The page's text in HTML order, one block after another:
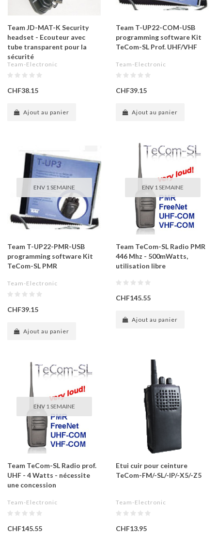
Team JD-MAT-K Security
headset - Ecouteur avec
tube transparent pour la
sécurité
Team-Electronic
CHF38.15
Ajout au panier
Team T-UP22-COM-USB
programming software Kit
TeCom-SL Prof. UHF/VHF
Team-Electronic
CHF39.15
Ajout au panier
ENV 1 SEMAINE
Team T-UP22-PMR-USB
programming software Kit
TeCom-SL PMR
Team-Electronic
CHF39.15
Ajout au panier
ENV 1 SEMAINE
Team TeCom-SL Radio PMR
446 Mhz - 500mWatts,
utilisation libre
CHF145.55
Ajout au panier
ENV 1 SEMAINE
Team TeCom-SL Radio prof.
UHF - 4 Watts - nécessite
une concession
Team-Electronic
CHF145.55
Etui cuir pour ceinture
TeCom-FM/-SL/-IP/-X5/-Z5
Team-Electronic
CHF13.95